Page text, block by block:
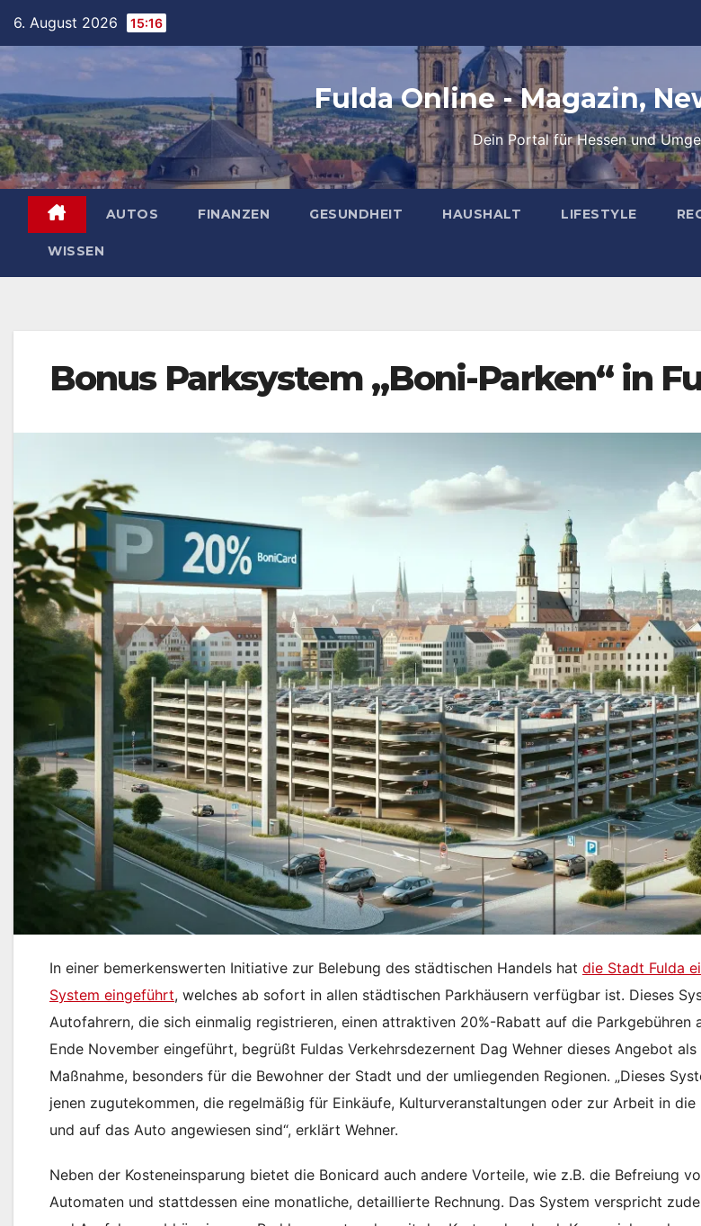
content
6. August 2026 15:16
Fulda Online - Magazin,
Dein Portal für Hessen und
AUTOS FINANZEN GESUNDHEIT HAUSHALT LIFESTYLE
WISSEN
Bonus Parksystem „Boni-Parken“ in
In einer bemerkenswerten Initiative zur Belebung des städtischen Handels hat die Stadt Fulda
System eingeführt, welches ab sofort in allen städtischen Parkhäusern verfügbar ist. Dieses
Autofahrern, die sich einmalig registrieren, einen attraktiven 20%-Rabatt auf die Parkgebühren
Ende November eingeführt, begrüßt Fuldas Verkehrsdezernent Dag Wehner dieses Angebot
Maßnahme, besonders für die Bewohner der Stadt und der umliegenden Regionen. „Dieses
jenen zugutekommen, die regelmäßig für Einkäufe, Kulturveranstaltungen oder zur Arbeit in
und auf das Auto angewiesen sind“, erklärt Wehner.
Neben der Kosteneinsparung bietet die Bonicard auch andere Vorteile, wie z.B. die Befreiung
Automaten und stattdessen eine monatliche, detaillierte Rechnung. Das System verspricht